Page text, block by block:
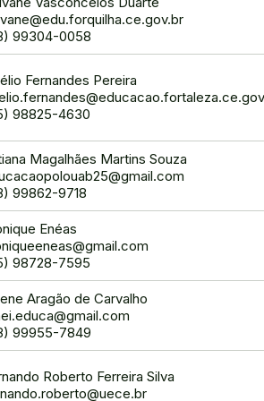
99304-0058
Fernandes Pereira
98825-4630
Magalhães Martins Souza
99862-9718
Enéas
98728-7595
Aragão de Carvalho
99955-7849
Roberto Ferreira Silva